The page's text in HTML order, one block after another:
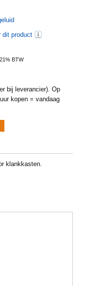
dit product
BTW
bij leverancier). Op
kopen = vandaag
klankkasten.